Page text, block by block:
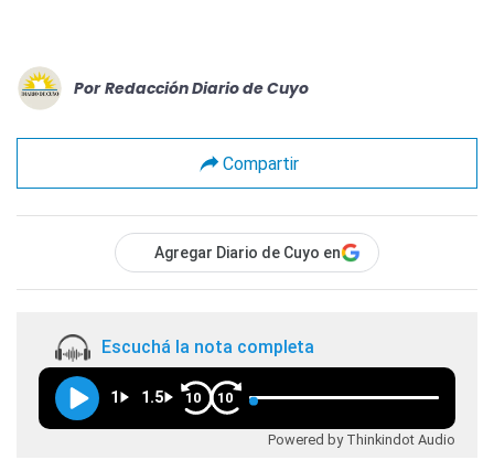
Por Redacción Diario de Cuyo
Compartir
Agregar Diario de Cuyo en
Escuchá la nota completa
1 1.5 10 10
Powered by Thinkindot Audio